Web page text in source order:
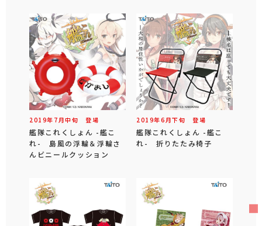
2019年 7 月中旬 登場
艦隊これくしょん -艦こ
れ- 島風の浮輪＆浮輪さ
んビニールクッション
2019年6 月下旬 登場
艦隊これくしょん -艦こ
れ- 折りたたみ椅子